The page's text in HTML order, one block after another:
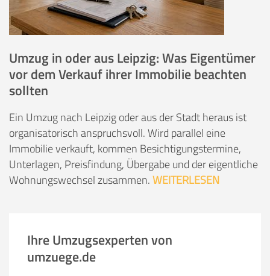
Umzug in oder aus Leipzig: Was Eigentümer
vor dem Verkauf ihrer Immobilie beachten
sollten
Ein Umzug nach Leipzig oder aus der Stadt heraus ist
organisatorisch anspruchsvoll. Wird parallel eine
Immobilie verkauft, kommen Besichtigungstermine,
Unterlagen, Preisfindung, Übergabe und der eigentliche
Wohnungswechsel zusammen.WEITERLESEN
Ihre Umzugsexperten von
umzuege.de